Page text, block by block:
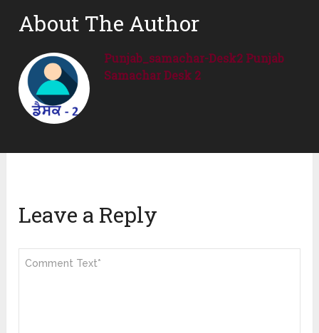
About The Author
Punjab_samachar-Desk2 Punjab
Samachar Desk 2
Leave a Reply